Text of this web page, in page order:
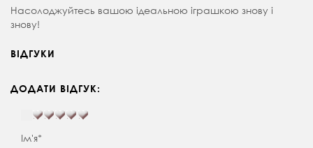
Насолоджуйтесь вашою ідеальною іграшкою знову і
знову!
ВІДГУКИ
ДОДАТИ ВІДГУК:
Ім'я*